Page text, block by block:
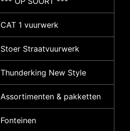
CAT 1 vuurwerk
Stoer Straatvuurwerk
Thunderking New Style
Assortimenten & pakketten
Fonteinen